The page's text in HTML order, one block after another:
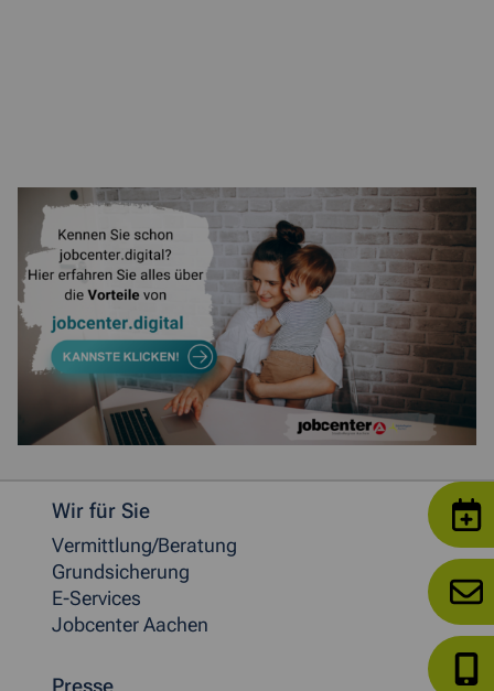
Weitere allgemeine Informationen
Wir für Sie
Vermittlung/Beratung
Grundsicherung
E-Services
Jobcenter Aachen